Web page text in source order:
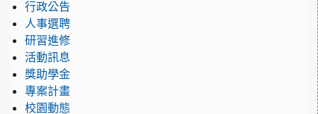
行政公告
人事選聘
研習進修
活動訊息
獎助學金
專案計畫
校園動態